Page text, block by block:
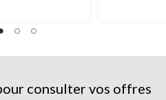
consulter vos offres